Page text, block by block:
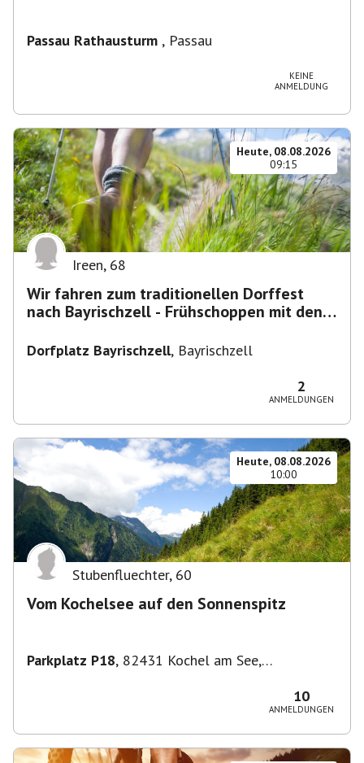
Passau Rathausturm , Passau
KEINE
ANMELDUNG
Heute, 08.08.2026
09:15
Ireen, 68
Wir fahren zum traditionellen Dorffest
nach Bayrischzell - Frühschoppen mit den
Dorfplatz Bayrischzell, Bayrischzell
2
ANMELDUNGEN
Heute, 08.08.2026
10:00
Stubenfluechter, 60
Vom Kochelsee auf den Sonnenspitz
Parkplatz P18, 82431 Kochel am See,
10
ANMELDUNGEN